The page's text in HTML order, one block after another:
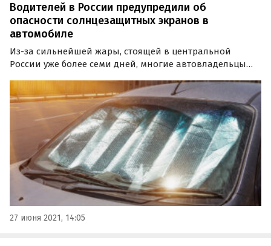
Водителей в России предупредили об
опасности солнцезащитных экранов в
автомобиле
Из-за сильнейшей жары, стоящей в центральной
России уже более семи дней, многие автовладельцы
солнцезащитными экранами.
27 июня 2021, 14:05